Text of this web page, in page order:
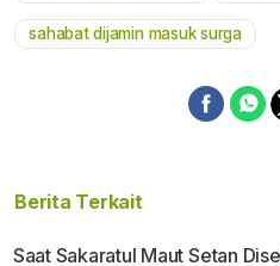
sahabat dijamin masuk surga
Berita Terkait
Saat Sakaratul Maut Setan